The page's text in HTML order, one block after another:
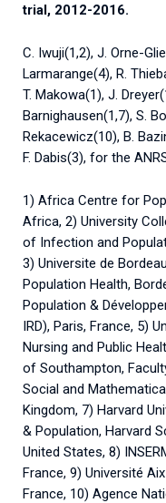
trial, 2012-2016.
C. Iwuji(1,2), J. Orne-
Larmarange(4), R.
T. Makowa(1), J.
Barnighausen(1,7), S.
Rekacewicz(10), B.
F. Dabis(3), for the
1) Africa Centre for
Africa, 2) University
of Infection and
3) Universite de
Population Health,
Population &
IRD), Paris, France, 5)
Nursing and Public
of Southampton,
Social and
Kingdom, 7) Harvard
& Population, Harvard
United States, 8)
France, 9) Université
France, 10) Agence